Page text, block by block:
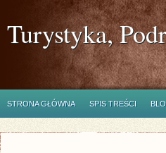
Turystyka,
STRONA GŁÓWNA SPIS TREŚCI